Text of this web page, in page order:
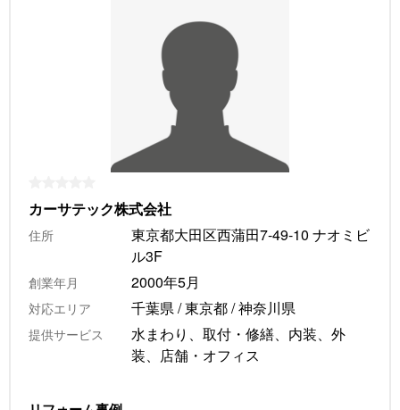
カーサテック株式会社
住所
東京都大田区西蒲田7-49-10 ナオミビ
ル3F
創業年月 2000年5月
対応エリア 千葉県 / 東京都 / 神奈川県
提供サービス
水まわり、取付・修繕、内装、外
装、店舗・オフィス